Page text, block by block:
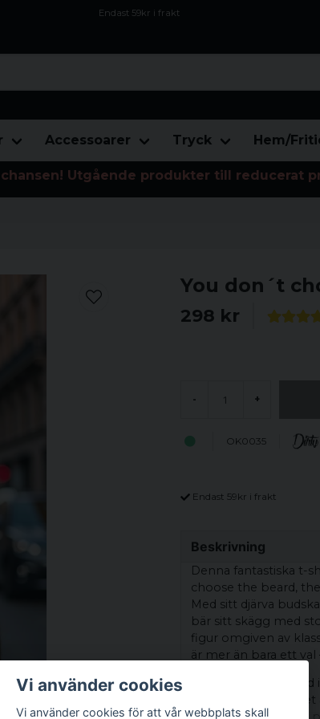
Endast 59kr i frakt
Accessoarer Tryck Hem/
chansen! Utgående produkter till reducerat
You don´t
298 kr
- +
OK0035
Endast 59kr i frakt
Beskrivning
Denna fantastiska t-
choose the beard,
Med sitt djärva
bär sitt skägg med
figur omgiven av
är mer än bara ett val
T-shirten är
hållbarhet.
Vi använder cookies
Vi använder cookies för att vår webbplats skall